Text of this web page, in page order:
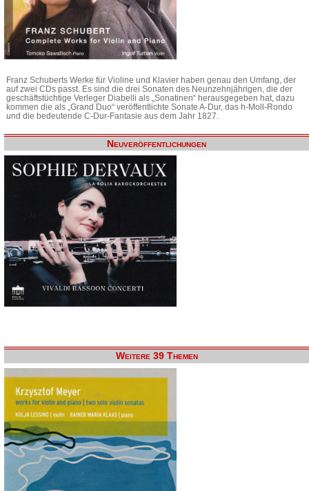
Franz Schuberts Werke für Violine und Klavier haben genau den Umfang, der
auf zwei CDs passt. Es sind die drei Sonaten des Neunzehnjährigen, die der
geschäftstüchtige Verleger Diabelli als „Sonatinen“ herausgegeben hat, dazu
kommen die als „Grand Duo“ veröffentlichte Sonate A-Dur, das h-Moll-Rondo
und die bedeutende C-Dur-Fantasie aus dem Jahr 1827.
Neuveröffentlichungen
Weitere 39 Themen